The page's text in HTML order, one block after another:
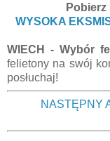
Pobierz
WYSOKA
WIECH - Wybór
felietony na swój
posłuchaj!
NASTĘPNY